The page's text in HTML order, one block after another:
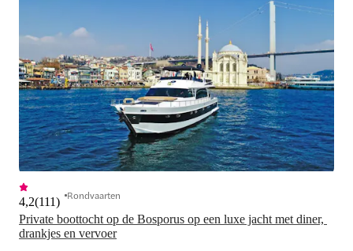
Private boottocht op de Bosporus op een luxe jacht met diner,
drankjes en vervoer
4,2(111) Rondvaarten